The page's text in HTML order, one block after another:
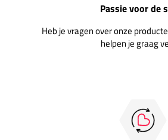
Passie voor de
Heb je vragen over onze
helpen je graag